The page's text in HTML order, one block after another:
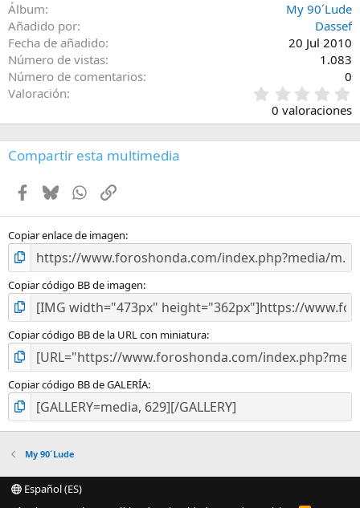
Álbum
My 90´Lude
Añadido por
Dassef
Fecha de añadido
20 Jul 2010
Número de vistas
1.083
Número de comentarios
0
Valoración
,
0
0
l
(
)
0 valoraciones
Compartir esta multimedia
Facebook
BlueskyWhatsApp
Enlace
Copiar enlace de imagen
Copiar código BB de imagen
Copiar código BB de la URL con miniatura
Copiar código BB de GALERÍA
My 90´Lude
Español (ES)